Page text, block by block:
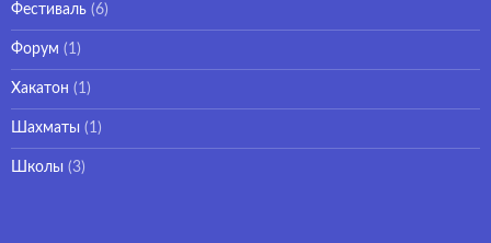
Фестиваль (6)
Форум (1)
Хакатон (1)
Шахматы (1)
Школы (3)